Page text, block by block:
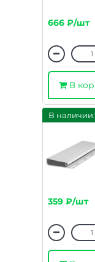
666 ₽/шт
В
В
359 ₽/шт